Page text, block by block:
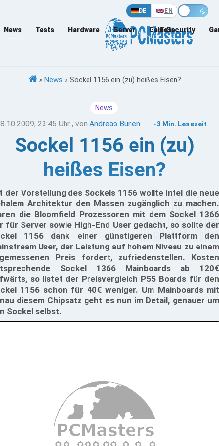
DE EN
News Tests Hardware Server Games
IT-Security
» News » Sockel 1156 ein (zu) heißes Eisen?
News
23:45 Uhr , vonAndreas Bunen ~3 Min. Lesezeit
Sockel 1156 ein (zu)
heißes Eisen?
der Vorstellung des Sockels 1156 wollte Intel die neue
Architektur den Massen zugänglich zu machen.
die Bloomfield Prozessoren mit dem Sockel 1366
für Server sowie High-End User gedacht, so sollte der
1156 dank einer günstigeren Plattform den
User, der Leistung auf hohem Niveau zu einem
Preis fordert, zufriedenstellen. Kosten
Sockel 1366 Mainboards ab 120€
so listet der Preisvergleich P55 Boards für den
1156 schon für 40€ weniger. Um Mainboards mit
diesem Chipsatz geht es nun im Detail, genauer um
Sockel selbst.